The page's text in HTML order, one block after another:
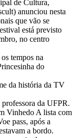
de Cultura,
anunciou nesta
que vão se
está previsto
no centro
tempos na
do
da história da TV
da UFPR.
Vinhedo A lista com
pass, após a
a bordo.